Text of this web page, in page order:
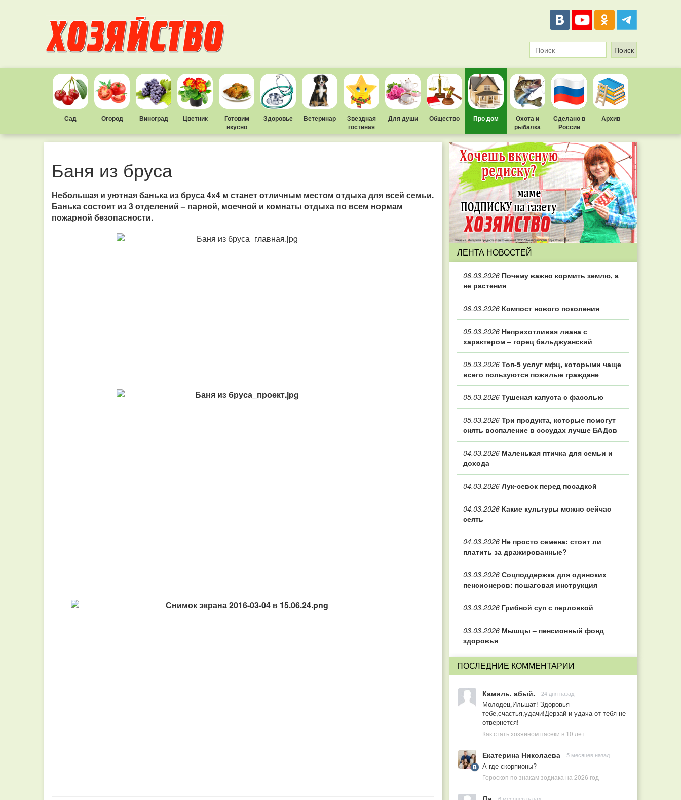
Сад Огород Виноград Цветник
Готовим
вкусно
Здоровье Ветеринар
Звездная
гостиная
Для души Общество Про дом
Охота и
рыбалка
Сделано в
России
Архив
Баня из бруса
Небольшая и уютная банька из бруса 4х4 м станет отличным местом отдыха для всей семьи.
Банька состоит из 3 отделений – парной, моечной и комнаты отдыха по всем нормам
пожарной безопасности.
ЛЕНТА НОВОСТЕЙ
06.03.2026 Почему важно кормить землю, а
не растения
06.03.2026 Компост нового поколения
05.03.2026 Неприхотливая лиана с
характером – горец бальджуанский
05.03.2026 Топ‑5 услуг мфц, которыми чаще
всего пользуются пожилые граждане
05.03.2026 Тушеная капуста с фасолью
05.03.2026 Три продукта, которые помогут
снять воспаление в сосудах лучше БАДов
04.03.2026 Маленькая птичка для семьи и
дохода
04.03.2026 Лук-севок перед посадкой
04.03.2026 Какие культуры можно сейчас
сеять
04.03.2026 Не просто семена: стоит ли
платить за дражированные?
03.03.2026 Соцподдержка для одиноких
пенсионеров: пошаговая инструкция
03.03.2026 Грибной суп с перловкой
03.03.2026 Мышцы – пенсионный фонд
здоровья
ПОСЛЕДНИЕ КОММЕНТАРИИ
Камиль. абый. 24 дня назад
Молодец,Ильшат! Здоровья
тебе,счастья,удачи!Дерзай и удача от тебя не
отвернется!
Как стать хозяином пасеки в 10 лет
Екатерина Николаева 5 месяцев назад
А где скорпионы?
Гороскоп по знакам зодиака на 2026 год